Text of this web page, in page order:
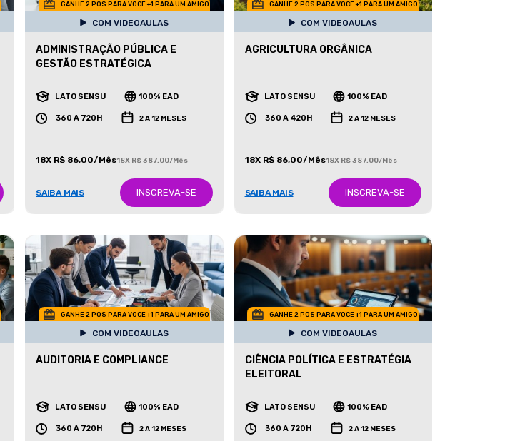
GANHE 2 POS PARA VOCE +1 PARA UM AMIGO
COM VIDEOAULAS
ADMINISTRAÇÃO PÚBLICA E
GESTÃO ESTRATÉGICA
LATO SENSU 100% EAD
360 A 720H 2 A 12 MESES
18X R$ 86,00/Mês18X R$ 387,00/Mês
SAIBA MAIS INSCREVA-SE
GANHE 2 POS PARA VOCE +1 PARA UM AMIGO
COM VIDEOAULAS
AGRICULTURA ORGÂNICA
LATO SENSU 100% EAD
360 A 420H 2 A 12 MESES
18X R$ 86,00/Mês18X R$ 387,00/Mês
SAIBA MAIS INSCREVA-SE
GANHE 2 POS PARA VOCE +1 PARA UM AMIGO
COM VIDEOAULAS
AUDITORIA E COMPLIANCE
LATO SENSU 100% EAD
360 A 720H 2 A 12 MESES
GANHE 2 POS PARA VOCE +1 PARA UM AMIGO
COM VIDEOAULAS
CIÊNCIA POLÍTICA E ESTRATÉGIA
ELEITORAL
LATO SENSU 100% EAD
360 A 720H 2 A 12 MESES